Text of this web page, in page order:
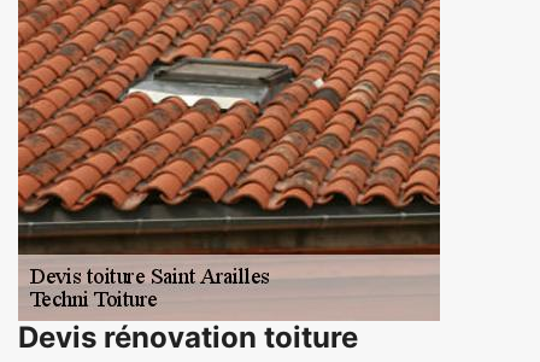
Devis rénovation toiture